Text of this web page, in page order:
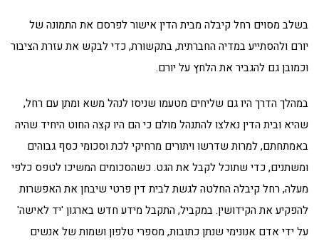
בשלב מסוים רחל קיבלה מבית הדין אישור לפרסם את התמונה של
יורם ולהסתייע במדיה החברתית, בתקשורת, כדי לבקש את עזרת הציבור
וכמובן גם להגביר את הלחץ על יורם.
במהלך הדרך היו גם שליחים מטעמו שניסו לנהל משא ומתן עם רחל,
שהיא ובית הדין נאלצו להתנהל מולם כי הם היו קצה החוט היחיד שהיה
באמתחתם, למרות שדרשו ויתורים מרחיקי לכת וסכומי כסף גבוהים
ומשתנים, כדי שתוכל לקבל את הגט. כשהסכומים המשיכו לטפס כלפי
מעלה, רחל קיבלה החלטה לגשת לבית דין פרטי שיבחן את האפשרות
להפקיע את הקידושין. במקביל, התקבל מידע חדש בארגון 'יד לאישה'
על ידי אדם אנונימי שנתן כתובות, מספרי טלפון ושמות של אנשים